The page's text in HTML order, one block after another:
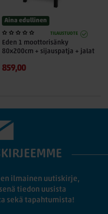
Aina edullinen
TILAUSTUOTE
Eden 1 moottorisänky
80x200cm + sijauspatja + jalat
859,00
ilmainen uutiskirje,
tiedon uusista
sekä tapahtumista!